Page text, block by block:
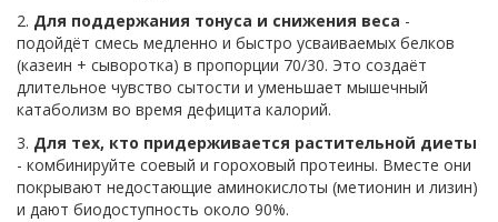
2. Для поддержания тонуса и снижения веса -
подойдёт смесь медленно и быстро усваиваемых белков
(казеин + сыворотка) в пропорции 70/30. Это создаёт
длительное чувство сытости и уменьшает мышечный
катаболизм во время дефицита калорий.
3. Для тех, кто придерживается растительной диеты
- комбинируйте соевый и гороховый протеины. Вместе они
покрывают недостающие аминокислоты (метионин и лизин)
и дают биодоступность около 90%.